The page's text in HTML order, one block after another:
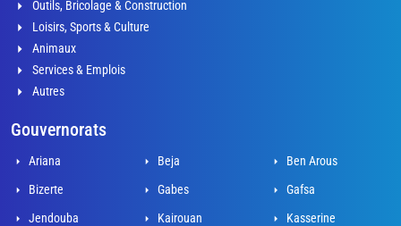
Outils, Bricolage & Construction
Loisirs, Sports & Culture
Animaux
Services & Emplois
Autres
Gouvernorats
Ariana Beja
Ben Arous
Bizerte
Gabes
Gafsa
Jendouba
Kairouan
Kasserine